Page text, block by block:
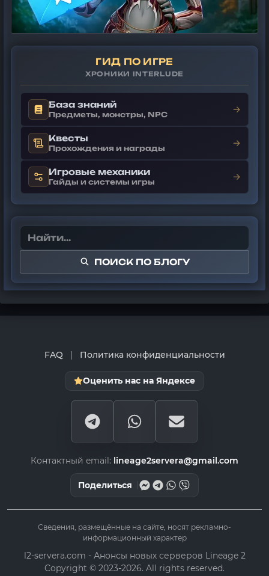
ГИД ПО ИГРЕ
ХРОНИКИ INTERLUDE
База знаний
Предметы, монстры, NPC →
Квесты
Прохождения и награды →
Игровые механики
Гайды и системы игры →
ПОИСК ПО БЛОГУ
FAQ | Политика конфиденциальности
Оценить нас на Яндексе
Контактный email: lineage2servera@gmail.com
Поделиться
Сведения, размещённые на сайте, носят рекламно-
информационный характер
l2-servera.com - Анонсы новых серверов Lineage 2
Copyright © 2023-2026. All rights reserved.